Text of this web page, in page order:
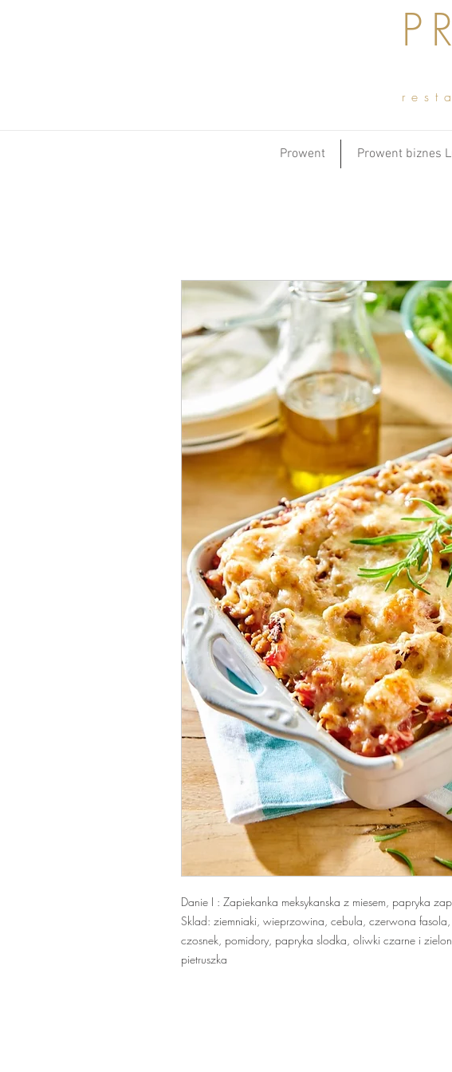
Prowent Prowent biznes
Danie I : Zapiekanka meksykanska z miesem, papryka
Sklad: ziemniaki, wieprzowina, cebula, czerwona
czosnek, pomidory, papryka slodka, oliwki czarne i
pietruszka